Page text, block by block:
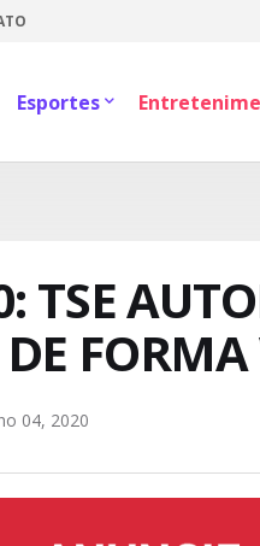
Esportes
TSE
04, 2020